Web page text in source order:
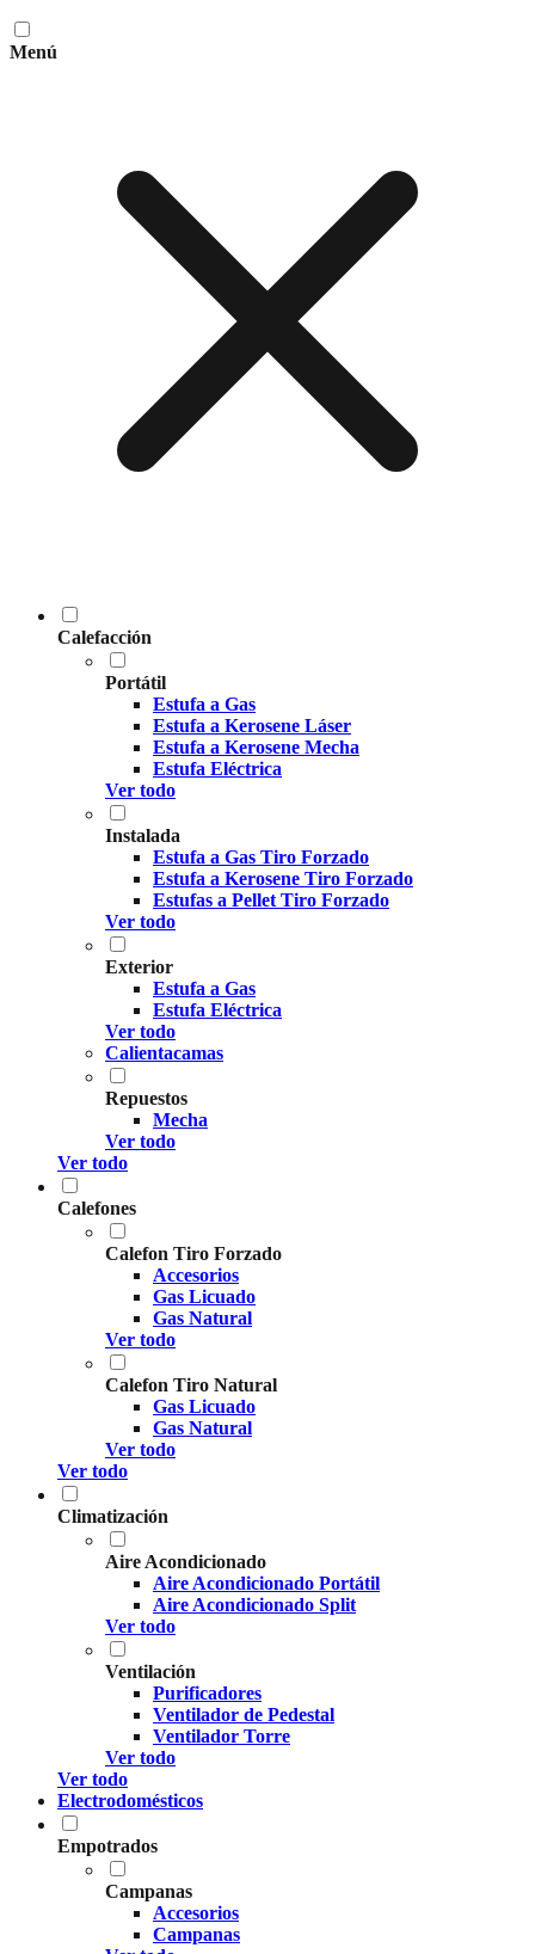
Menú
Calefacción
Portátil
Estufa a Gas
Estufa a Kerosene Láser
Estufa a Kerosene Mecha
Estufa Eléctrica
Ver todo
Instalada
Estufa a Gas Tiro Forzado
Estufa a Kerosene Tiro Forzado
Estufas a Pellet Tiro Forzado
Ver todo
Exterior
Estufa a Gas
Estufa Eléctrica
Ver todo
Calientacamas
Repuestos
Mecha
Ver todo
Ver todo
Calefones
Calefon Tiro Forzado
Accesorios
Gas Licuado
Gas Natural
Ver todo
Calefon Tiro Natural
Gas Licuado
Gas Natural
Ver todo
Ver todo
Climatización
Aire Acondicionado
Aire Acondicionado Portátil
Aire Acondicionado Split
Ver todo
Ventilación
Purificadores
Ventilador de Pedestal
Ventilador Torre
Ver todo
Ver todo
Electrodomésticos
Empotrados
Campanas
Accesorios
Campanas